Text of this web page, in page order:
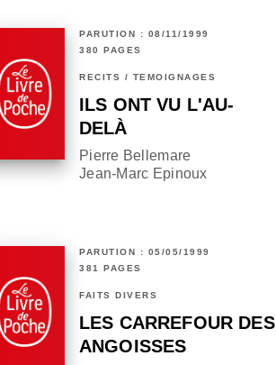
PARUTION : 08/11/1999
380 PAGES
RÉCITS / TÉMOIGNAGES
ILS ONT VU L'AU-
DELÀ
Pierre Bellemare
Jean-Marc Epinoux
PARUTION : 05/05/1999
381 PAGES
FAITS DIVERS
LES CARREFOUR DES
ANGOISSES